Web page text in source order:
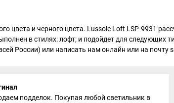
цвета и черного цвета. Lussole Loft LSP-9931
в стилях: лофт; и подойдет для
России) или написать нам онлайн или на почту
подделок. Покупая любой светильник в